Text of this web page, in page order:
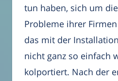
tun haben, sich um
Probleme ihrer
das mit der
nicht ganz so einfach
kolportiert. Nach der